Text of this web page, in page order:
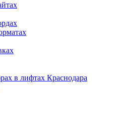
в лифтах Краснодара